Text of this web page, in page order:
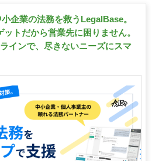
企業の法務を救うLegalBase。
トだから営業先に困りません。
インで、尽きないニーズにスマ